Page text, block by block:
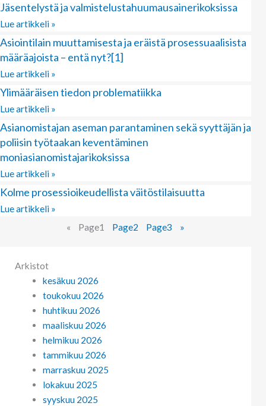
Jäsentelystä ja valmistelustahuumausainerikoksissa
Lue artikkeli »
Asiointilain muuttamisesta ja eräistä prosessuaalisista
määräajoista – entä nyt?[1]
Lue artikkeli »
Ylimääräisen tiedon problematiikka
Lue artikkeli »
Asianomistajan aseman parantaminen sekä syyttäjän ja
poliisin työtaakan keventäminen
moniasianomistajarikoksissa
Lue artikkeli »
Kolme prosessioikeudellista väitöstilaisuutta
Lue artikkeli »
«
Page1 Page2 Page3 »
Arkistot
kesäkuu 2026
toukokuu 2026
huhtikuu 2026
maaliskuu 2026
helmikuu 2026
tammikuu 2026
marraskuu 2025
lokakuu 2025
syyskuu 2025